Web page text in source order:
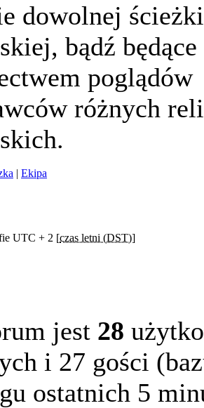
dowolnej ścieżki
bądź będące
poglądów
różnych
| Ekipa
UTC + 2 [czas letni (DST)]
jest 28
i 27 gości
ostatnich 5